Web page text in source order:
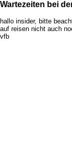
Wartezeiten bei
hallo insider, bitte
auf reisen nicht auch
vfb